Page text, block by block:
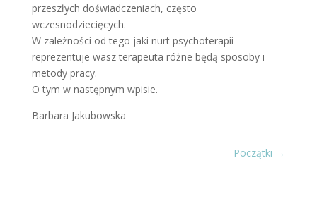
przeszłych doświadczeniach, często
wczesnodziecięcych.
W zależności od tego jaki nurt psychoterapii
reprezentuje wasz terapeuta różne będą sposoby i
metody pracy.
O tym w następnym wpisie.
Barbara Jakubowska
Początki →